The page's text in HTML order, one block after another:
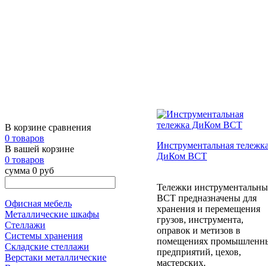
В корзине сравнения
0 товаров
В вашей корзине
0 товаров
сумма 0 руб
Офисная мебель
Металлические шкафы
Стеллажи
Системы хранения
Складские стеллажи
Верстаки металлические
Инструментальная
ДиКом ВСТ
Тележки
ВСТ предназначены для
хранения и перемещения
грузов, инструмента,
оправок и метизов в
помещениях
предприятий, цехов,
мастерских.